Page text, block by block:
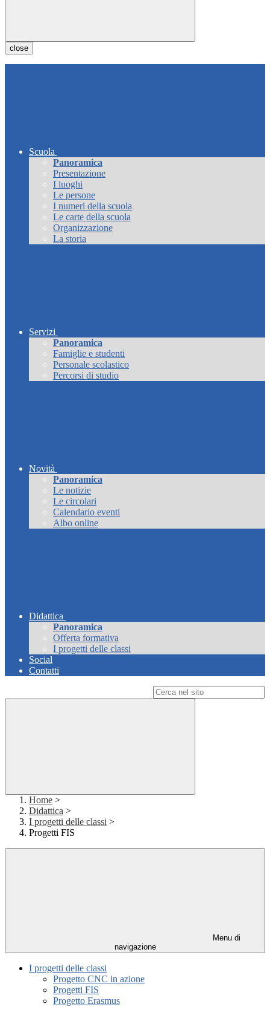
close
Scuola
Panoramica
Presentazione
I luoghi
Le persone
I numeri della scuola
Le carte della scuola
Organizzazione
La storia
Servizi
Panoramica
Famiglie e studenti
Personale scolastico
Percorsi di studio
Novità
Panoramica
Le notizie
Le circolari
Calendario eventi
Albo online
Didattica
Panoramica
Offerta formativa
I progetti delle classi
Social
Contatti
Home >
Didattica >
I progetti delle classi >
Progetti FIS
Menu di
navigazione
I progetti delle classi
Progetto CNC in azione
Progetti FIS
Progetto Erasmus